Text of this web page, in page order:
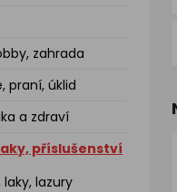
zahrada
praní, úklid
a zdraví
příslušenství
laky, lazury